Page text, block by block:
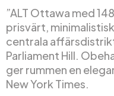
”ALT Ottawa med
prisvärt,
centrala
Parliament Hill.
ger rummen en
New York Times.